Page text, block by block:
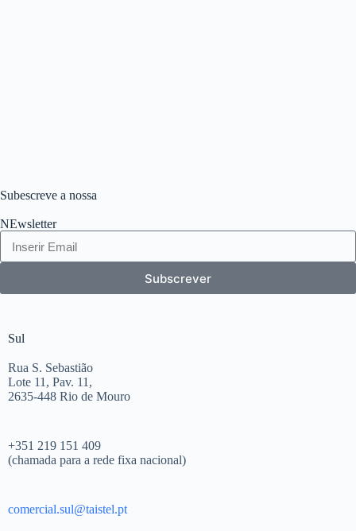
Subescreve a nossa
NEwsletter
Subscrever
Sul
Rua S. Sebastião
Lote 11, Pav. 11,
2635-448 Rio de Mouro
+351 219 151 409
(chamada para a rede fixa nacional)
comercial.sul@taistel.pt